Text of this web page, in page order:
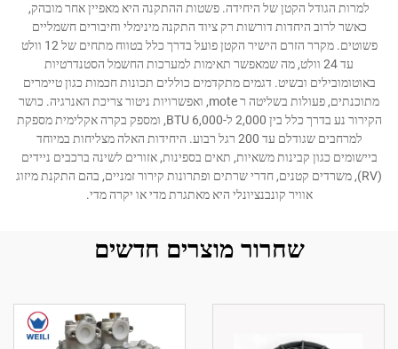
למרות הגודל הקטן של היחידה. פשטות ההתקנה היא מאפיין אחר מובהק,
כאשר לרוב היחדות דורשות רק ציוד התקנה מינימלי וחיבורים חשמליים
פשוטים. מקרר הזרם הישיר הקטן פועל בדרך כלל בטווח מתחים של 12 וולט
עד 24 וולט, מה שמאפשר תאימות למערכות החשמל הסטנדרטיות
באוטומובילים ובשיט. דגמים מתקדמים כוללים תכונות חכמות כגון טיימרים
מתוכנתים, פעולות בשליטה ר mote, ואפשרויות ניטור צריכת האנרגיה. כושר
הקירור נע בדרך כלל בין 2,000 ל-6,000 BTU, ומספק בקרה אקלימית מספקת
למרחבים שגודלם עד 200 רגל רבוע. היחידות האלה מצליחות במיוחד
ביישומים כגון קבינות משאיות, תאים בספינות, אזורים לשינה ברכבים ניידים
(RV), משרדים קטנים, חדרי שרתים ופתרונות קירור זמניים, בהם התקנת מיזוג
אוויר קונבנציונלי היא מאתגרת מדי או יקרה מדי.
שחרור מוצרים חדשים